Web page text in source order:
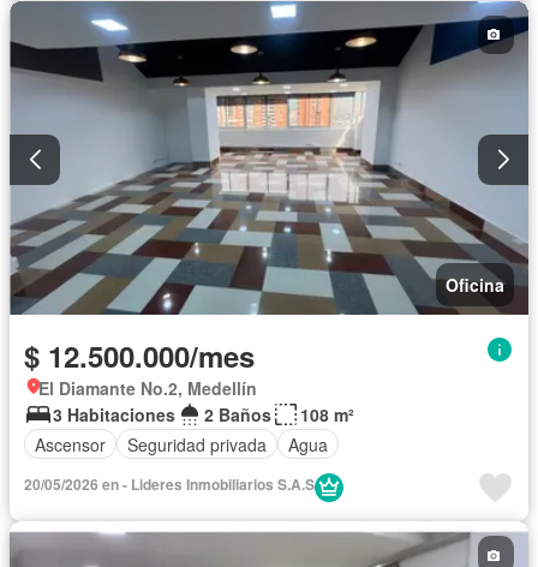
Oficina
$ 12.500.000/mes
El Diamante No.2, Medellín
3 Habitaciones
2 Baños
108 m²
Ascensor
Seguridad privada Agua
20/05/2026 en - Lideres Inmobiliarios S.A.S